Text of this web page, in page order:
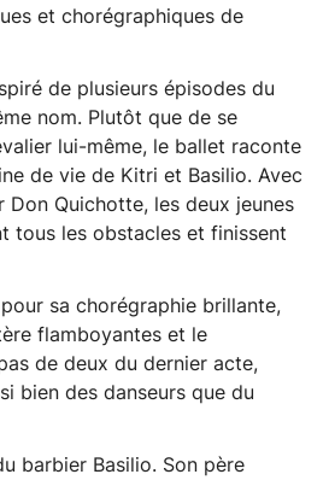
et chorégraphiques de
de plusieurs épisodes du
nom. Plutôt que de se
lui-même, le ballet raconte
de vie de Kitri et Basilio. Avec
Don Quichotte, les deux jeunes
tous les obstacles et finissent
sa chorégraphie brillante,
flamboyantes et le
de deux du dernier acte,
bien des danseurs que du
barbier Basilio. Son père